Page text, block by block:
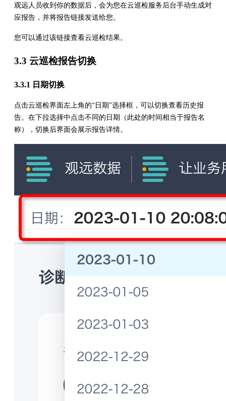
观远人员收到你的数据后，会为您在云巡检服务后台手动生成对
应报告，并将报告链接发送给您。
您可以通过该链接查看云巡检结果。
3.3 云巡检报告切换
3.3.1 日期切换
点击云巡检界面左上角的“日期”选择框，可以切换查看历史报
告。在下拉选择中点击不同的日期（此处的时间相当于报告名
称），切换后界面会展示报告详情。